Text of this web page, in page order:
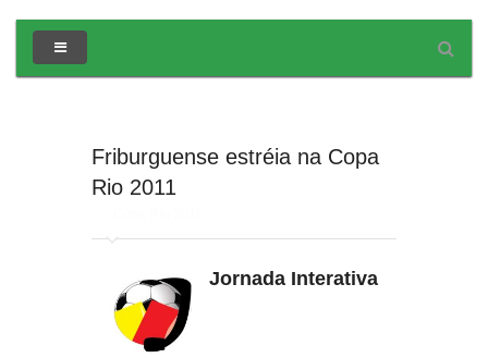
Friburguense estréia na Copa
Rio 2011
Jornada Interativa